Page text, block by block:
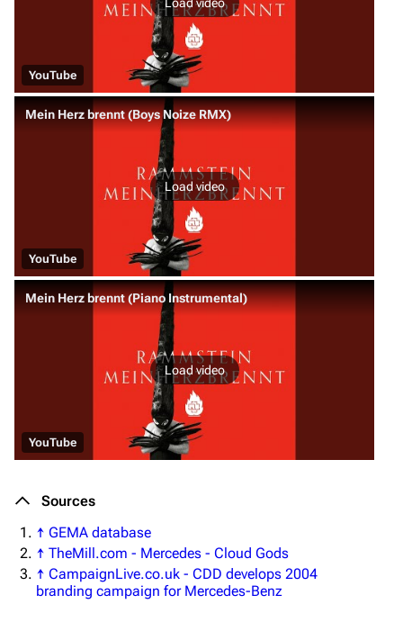
YouTube
Mein Herz brennt (Boys Noize RMX)
Load video
YouTube
Mein Herz brennt (Piano Instrumental)
Load video
YouTube
Sources
↑ GEMA database
↑ TheMill.com - Mercedes - Cloud Gods
↑ CampaignLive.co.uk - CDD develops 2004
branding campaign for Mercedes-Benz